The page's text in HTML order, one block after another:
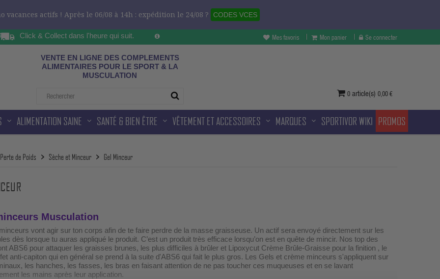
vacances actifs ! Après le 06/08 à 14h : expédition le 24/08 ? CODES VCES
Click & Collect dans l'heure qui suit.
Sur les horaires d'ouvertures à Melun et sans frais
additionnelle.
Mes favoris Mon panier Se connecter
VENTE EN LIGNE DES COMPLEMENTS
ALIMENTAIRES POUR LE SPORT & LA
MUSCULATION
0 article(s) 0,00 €
ALIMENTATION SAINE SANTÉ & BIEN ÊTRE VÊTEMENT ET ACCESSOIRES MARQUES SPORTIVOR WIKI PROMOS
Perte de Poids Sèche et Minceur Gel Minceur
Musculation
vont agir sur ton corps afin de te faire perdre de la masse graisseuse. Un actif sera envoyé directement sur les
dès lorsque tu auras appliqué le produit. C’est un produit très efficace lorsqu’on est en quête de mincir. Nos top des
ABS6 pour attaquer les graisses brunes, les plus difficiles à brûler et Lipoxycut Crème Brûle-Graisse pour la finition , le
anti-capiton qui en général se prend à la suite d'ABS6 qui fait le plus gros. Les Gels et crème minceurs s'appliquent sur
les hanches, les fasses, les bras en faisant attention de ne pas toucher ces muqueuses et en se lavant
les mains après leur application.